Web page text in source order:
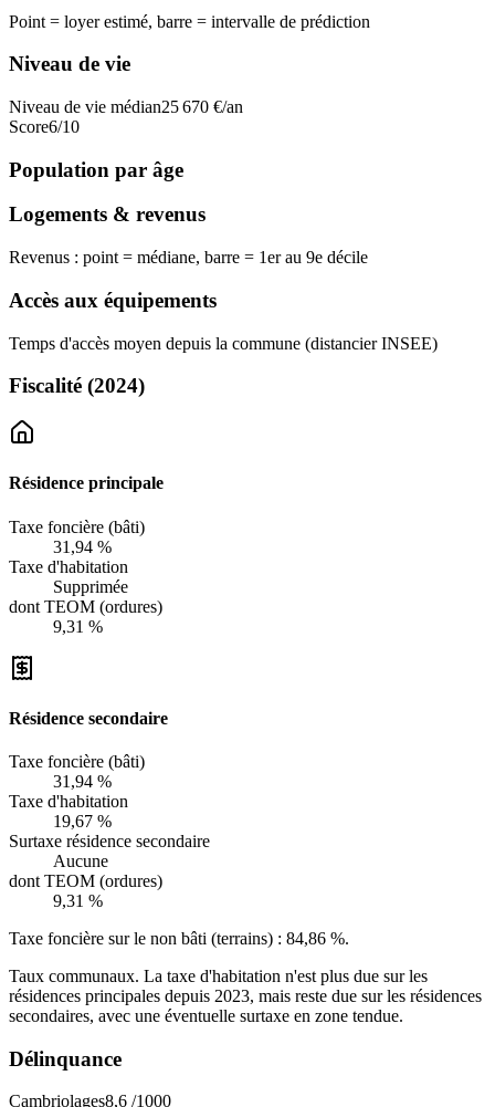
Point = loyer estimé, barre = intervalle de prédiction
Niveau de vie
Niveau de vie médian25 670 €/an
Score6/10
Population par âge
Logements & revenus
Revenus : point = médiane, barre = 1er au 9e décile
Accès aux équipements
Temps d'accès moyen depuis la commune (distancier INSEE)
Fiscalité (2024)
Résidence principale
Taxe foncière (bâti)
31,94 %
Taxe d'habitation
Supprimée
dont TEOM (ordures)
9,31 %
Résidence secondaire
Taxe foncière (bâti)
31,94 %
Taxe d'habitation
19,67 %
Surtaxe résidence secondaire
Aucune
dont TEOM (ordures)
9,31 %
Taxe foncière sur le non bâti (terrains) : 84,86 %.
Taux communaux. La taxe d'habitation n'est plus due sur les
résidences principales depuis 2023, mais reste due sur les résidences
secondaires, avec une éventuelle surtaxe en zone tendue.
Délinquance
Cambriolages8,6 /1000